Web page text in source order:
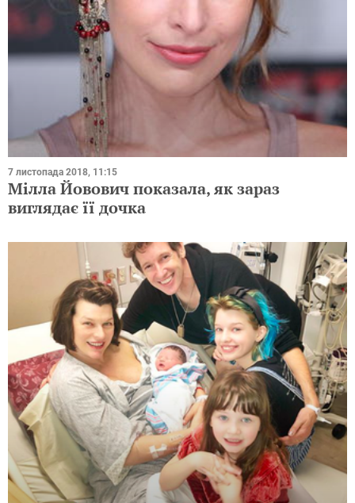
7 листопада 2018, 11:15
Мілла Йовович показала, як зараз
виглядає її дочка